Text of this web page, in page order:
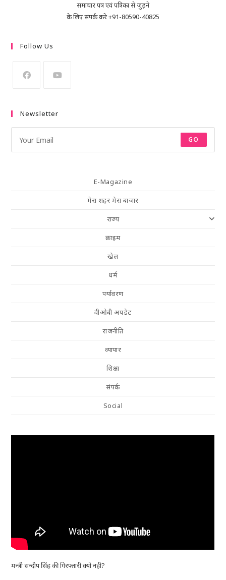
समाचार पत्र एवं पत्रिका से जुड़ने
के लिए संपर्क करे +91-80590-40825
Follow Us
Newsletter
GO
E-Magazine
मेरा शहर मेरा बाजार
राज्य
क्राइम
खेल
धर्म
पर्यावरण
वीओबी अपडेट
राजनीति
व्यापार
शिक्षा
संपर्क
Social
मन्त्री सन्दीप सिंह की गिरफ्तारी क्यो नही?